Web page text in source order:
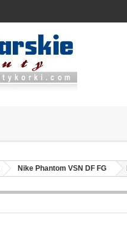
Nike Phantom VSN DF FG